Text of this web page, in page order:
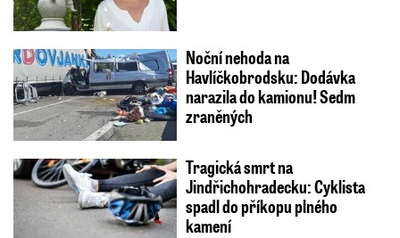
Noční nehoda na
Havlíčkobrodsku: Dodávka
narazila do kamionu! Sedm
zraněných
Tragická smrt na
Jindřichohradecku: Cyklista
spadl do příkopu plného
kamení